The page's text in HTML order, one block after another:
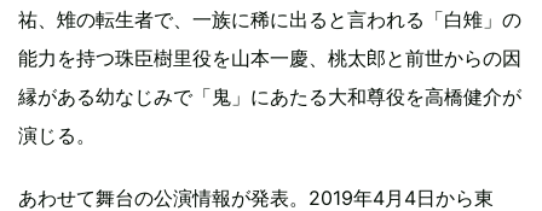
祐、雉の転生者で、一族に稀に出ると言われる「白雉」の
能力を持つ珠臣樹里役を山本一慶、桃太郎と前世からの因
縁がある幼なじみで「鬼」にあたる大和尊役を高橋健介が
演じる。
あわせて舞台の公演情報が発表。2019年4月4日から東